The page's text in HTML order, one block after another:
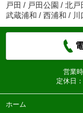
戸田 / 戸田公園 / 北戸
武蔵浦和 / 西浦和 / 川
営業
定休日：
ホーム